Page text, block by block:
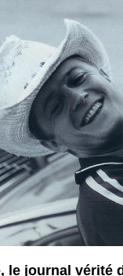
le journal vérité